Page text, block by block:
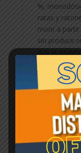
%,
ratas y
morir a
sin producir
produce por